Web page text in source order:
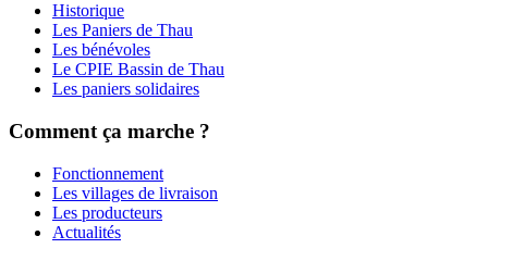
Historique
Les Paniers de Thau
Les bénévoles
Le CPIE Bassin de Thau
Les paniers solidaires
Comment ça marche ?
Fonctionnement
Les villages de livraison
Les producteurs
Actualités